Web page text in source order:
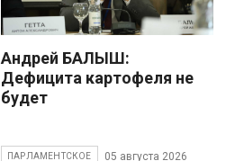
Андрей БАЛЫШ:
Дефицита картофеля не
будет
ПАРЛАМЕНТСКОЕ 05 августа 2026